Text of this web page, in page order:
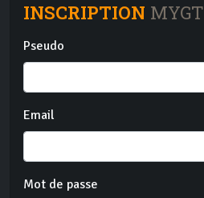
INSCRIPTION MYGT
Pseudo
Email
Mot de passe